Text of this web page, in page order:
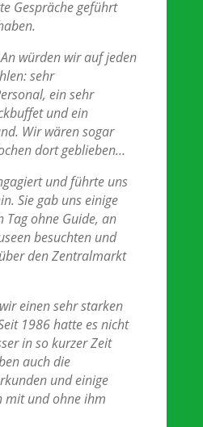
Gespräche geführt
würden wir auf jeden
sehr
ein sehr
und ein
Wir wären sogar
dort geblieben…
und führte uns
Sie gab uns einige
Tag ohne Guide, an
besuchten und
den Zentralmarkt
einen sehr starken
1986 hatte es nicht
in so kurzer Zeit
auch die
und einige
mit und ohne ihm